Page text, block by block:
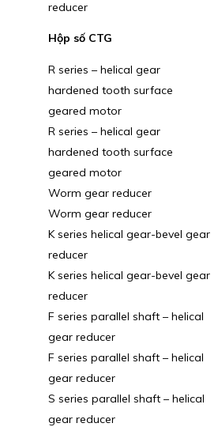
reducer
Hộp số CTG
R series – helical gear
hardened tooth surface
geared motor
R series – helical gear
hardened tooth surface
geared motor
Worm gear reducer
Worm gear reducer
K series helical gear-bevel gear
reducer
K series helical gear-bevel gear
reducer
F series parallel shaft – helical
gear reducer
F series parallel shaft – helical
gear reducer
S series parallel shaft – helical
gear reducer